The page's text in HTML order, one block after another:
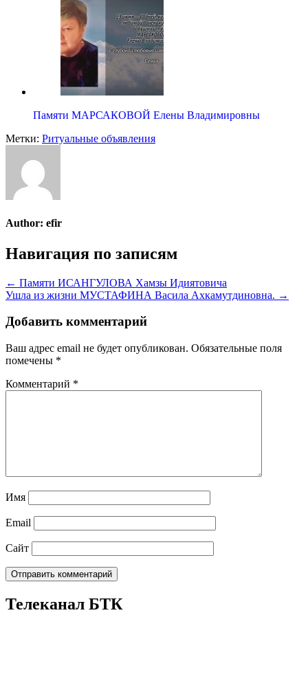
Памяти МАРСАКОВОЙ Елены Владимировны
Метки: Ритуальные объявления
Author: efir
Навигация по записям
← Памяти ИСАНГУЛОВА Хамзы Идиятовича
Ушла из жизни МУСТАФИНА Васила Ахкамутдиновна. →
Добавить комментарий
Ваш адрес email не будет опубликован. Обязательные поля
помечены *
Комментарий *
Имя
Email
Сайт
Телеканал БТК